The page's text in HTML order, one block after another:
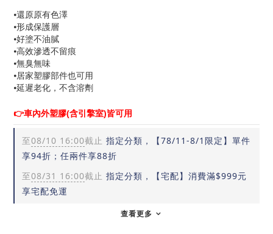
⦁還原原有色澤
⦁形成保護層
⦁好塗不油膩
⦁高效滲透不留痕
⦁無臭無味
⦁居家塑膠部件也可用
⦁延遲老化，不含溶劑
👉車內外塑膠(含引擎室)皆可用
至08/10 16:00截止 指定分類，【78/11-8/1限定】單件
享94折；任兩件享88折
至08/31 16:00截止 指定分類，【宅配】消費滿$999元
享宅配免運
查看更多